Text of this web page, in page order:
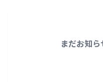
まだお知ら